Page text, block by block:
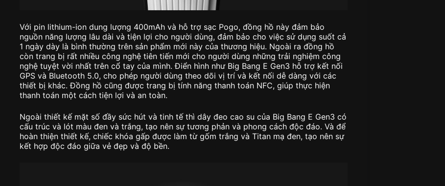
Với pin lithium-ion dung lượng 400mAh và hỗ trợ sạc Pogo, đồng hồ này đảm bảo
nguồn năng lượng lâu dài và tiện lợi cho người dùng, đảm bảo cho việc sử dụng suốt cả
1 ngày dày là bình thường trên sản phẩm mới này của thương hiệu. Ngoài ra đồng hồ
còn trang bị rất nhiều công nghệ tiên tiến mới cho người dùng những trải nghiệm công
nghệ tuyệt vời nhất trên cổ tay của mình. Điển hình như Big Bang E Gen3 hỗ trợ kết nối
GPS và Bluetooth 5.0, cho phép người dùng theo dõi vị trí và kết nối dễ dàng với các
thiết bị khác. Đồng hồ cũng được trang bị tính năng thanh toán NFC, giúp thực hiện
thanh toán một cách tiện lợi và an toàn.
Ngoài thiết kế mặt số đầy sức hút và tinh tế thì dây đeo cao su của Big Bang E Gen3 có
cấu trúc và lót màu đen và trắng, tạo nên sự tương phản và phong cách độc đáo. Và để
hoàn thiện thiết kế, chiếc khóa gấp được làm từ gốm trắng và Titan mạ đen, tạo nên sự
kết hợp độc đáo giữa vẻ đẹp và độ bền.